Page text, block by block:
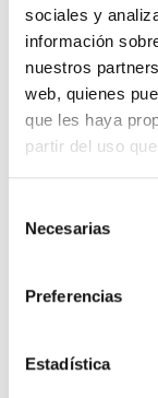
sociales y
información
nuestros
web, quienes
que les haya
partir del uso
Necesarias
Preferencias
Estadística
Contraseña
¿Ha
¿Aún